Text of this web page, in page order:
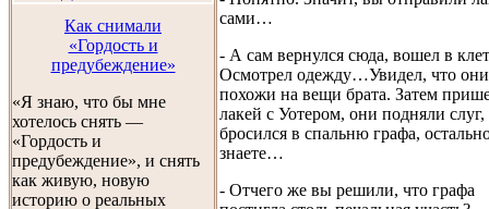
Как снимали
«Гордость и
предубеждение»
«Я знаю, что бы мне
хотелось снять —
«Гордость и
предубеждение», и снять
как живую, новую
историю о реальных
сами…
- А сам вернулся сюда, вошел в
Осмотрел одежду…Увидел, что они
похожи на вещи брата. Затем
лакей с Уотером, они подняли слуг,
бросился в спальню графа,
знаете…
- Отчего же вы решили, что графа